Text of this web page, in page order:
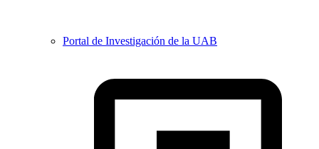
Portal de Investigación de la UAB